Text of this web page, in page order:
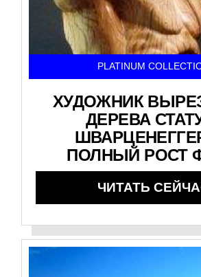
PLATINUM
ХУДОЖНИК
ДЕРЕВА
ПОЛНЫЙ РОСТ
ЧИТАТЬ